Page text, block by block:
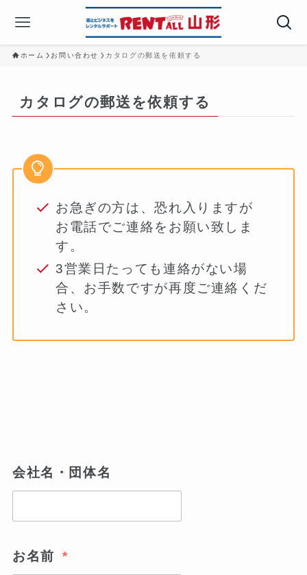
ホーム お問い合わせ カタログの郵送を依頼する
カタログの郵送を依頼する
お急ぎの方は、恐れ入りますが
お電話でご連絡をお願い致しま
す。
3営業日たっても連絡がない場
合、お手数ですが再度ご連絡くだ
さい。
会社名・団体名
お名前 *